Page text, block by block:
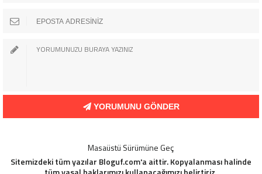
YORUMUNU GÖNDER
Masaüstü Sürümüne Geç
Sitemizdeki tüm yazılar Bloguf.com'a aittir. Kopyalanması halinde